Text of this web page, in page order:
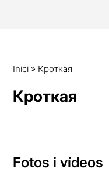
Inici » Кроткая
Кроткая
Fotos i vídeos